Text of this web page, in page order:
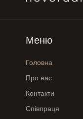
Меню
Головна
Про нас
Контакти
Співпраця